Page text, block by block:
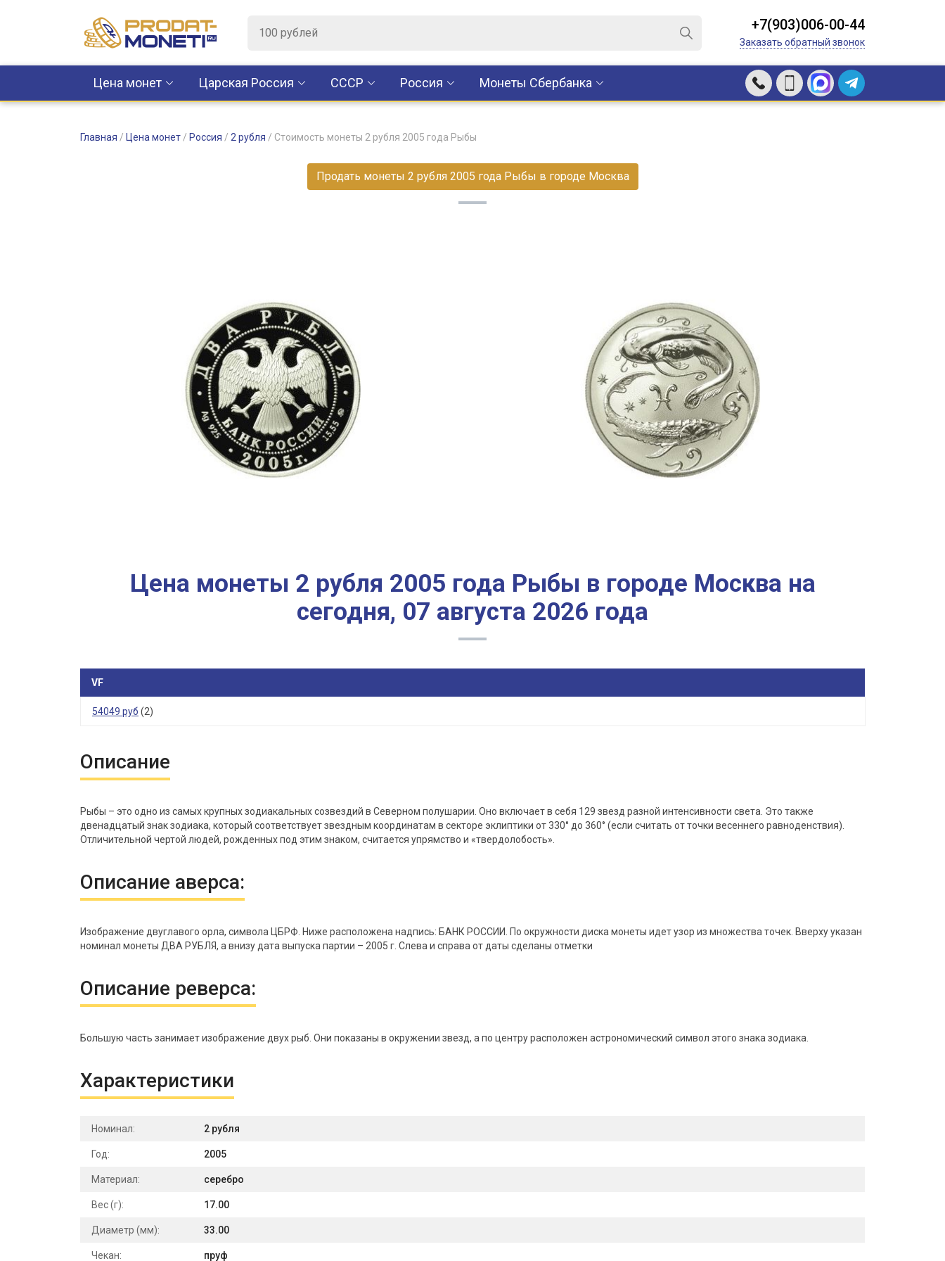
+7(903)006-00-44
Заказать обратный звонок
Цена монет Царская Россия CCCР Россия Монеты Сбербанка
Главная / Цена монет / Россия / 2 рубля / Стоимость монеты 2 рубля 2005 года Рыбы
Продать монеты 2 рубля 2005 года Рыбы в городе Москва
Цена монеты 2 рубля 2005 года Рыбы в городе Москва на
сегодня, 07 августа 2026 года
VF
54049 руб (2)
Описание
Рыбы – это одно из самых крупных зодиакальных созвездий в Северном полушарии. Оно включает в себя 129 звезд разной интенсивности света. Это также
двенадцатый знак зодиака, который соответствует звездным координатам в секторе эклиптики от 330° до 360° (если считать от точки весеннего равноденствия).
Отличительной чертой людей, рожденных под этим знаком, считается упрямство и «твердолобость».
Описание аверса:
Изображение двуглавого орла, символа ЦБРФ. Ниже расположена надпись: БАНК РОССИИ. По окружности диска монеты идет узор из множества точек. Вверху указан
номинал монеты ДВА РУБЛЯ, а внизу дата выпуска партии – 2005 г. Слева и справа от даты сделаны отметки
Описание реверса:
Большую часть занимает изображение двух рыб. Они показаны в окружении звезд, а по центру расположен астрономический символ этого знака зодиака.
Характеристики
Номинал: 2 рубля
Год: 2005
Материал: серебро
Вес (г): 17.00
Диаметр (мм): 33.00
Чекан: пруф